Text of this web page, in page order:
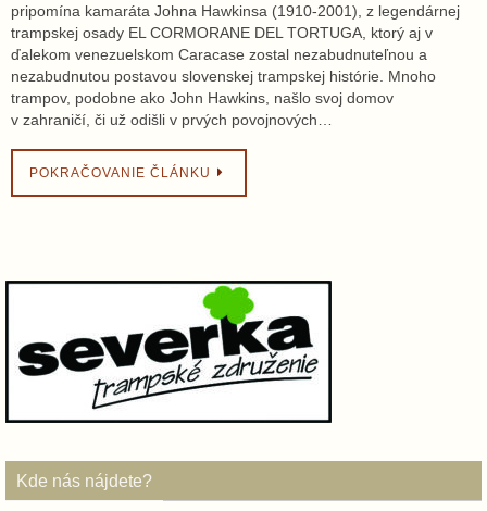
pripomína kamaráta Johna Hawkinsa (1910-2001), z legendárnej
trampskej osady EL CORMORANE DEL TORTUGA, ktorý aj v
ďalekom venezuelskom Caracase zostal nezabudnuteľnou a
nezabudnutou postavou slovenskej trampskej histórie. Mnoho
trampov, podobne ako John Hawkins, našlo svoj domov
v zahraničí, či už odišli v prvých povojnových…
POKRAČOVANIE ČLÁNKU
Kde nás nájdete?